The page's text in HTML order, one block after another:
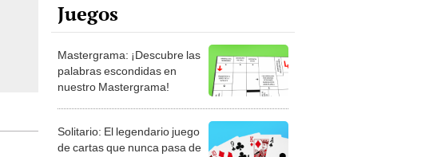
Juegos
Mastergrama: ¡Descubre las
palabras escondidas en
nuestro Mastergrama!
Solitario: El legendario juego
de cartas que nunca pasa de